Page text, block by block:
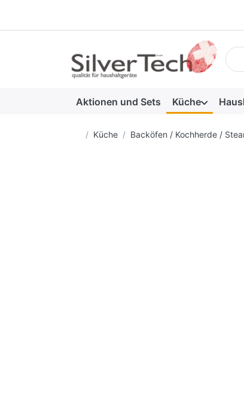
Aktionen und Sets Küche
Startseite
Küche Backöfen / Kochherde /